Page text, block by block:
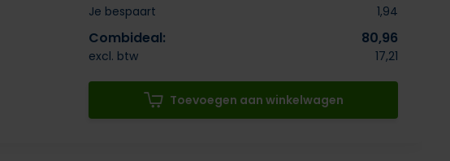
Je bespaart
1,94
Combideal: 80,96
excl. btw 17,21
Toevoegen aan winkelwagen